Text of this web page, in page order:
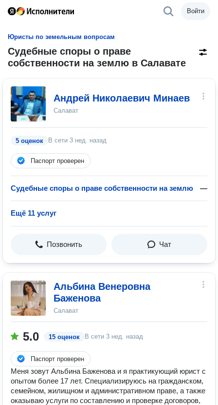
Войти
Юристы по земельным вопросам
Судебные споры о праве
собственности на землю в Салавате
Андрей Николаевич Минаев
Салават
5 оценок В сети 3 нед. назад
Паспорт проверен
Судебные споры о праве собственности на землю —
Ещё 11 услуг
Позвонить Чат
Альбина Венеровна
Баженова
Салават
5.0 15 оценок В сети 3 нед. назад
Паспорт проверен
Меня зовут Альбина Баженова и я практикующий юрист с
опытом более 17 лет. Специализируюсь на гражданском,
семейном, жилищном и административном праве, а также
оказываю услуги по составлению и проверке договоров,